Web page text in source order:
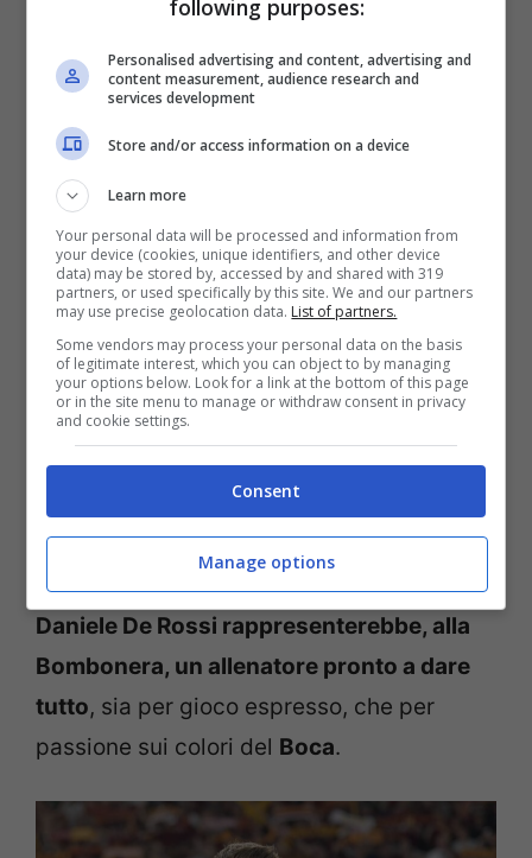
Il legame oltre la Roma:
De Rossi può diventare il
nuovo allenatore
Stando ai rumos,dopo l’eliminazione dalla
Copa Libertadores per il Boca Juniors,
scatterebbe l’esonero di Fernando Gago.
Da un ex centrocampista all’altro, al
ma incarnando la passione che resterebbe
viva sulla passione degliXeneizes. Perché
Daniele De Rossi rappresenterebbe, alla
Bombonera, un allenatore pronto a dare
tutto, sia per gioco espresso, che per
passione sui colori del Boca.
following purposes:
Personalised advertising and content, advertising and
content measurement, audience research and
services development
Store and/or access information on a device
Learn more
Your personal data will be processed and information from
your device (cookies, unique identifiers, and other device
data) may be stored by, accessed by and shared with 319
partners, or used specifically by this site. We and our partners
may use precise geolocation data. List of partners.
Some vendors may process your personal data on the basis
of legitimate interest, which you can object to by managing
your options below. Look for a link at the bottom of this page
or in the site menu to manage or withdraw consent in privacy
and cookie settings.
Consent
Manage options